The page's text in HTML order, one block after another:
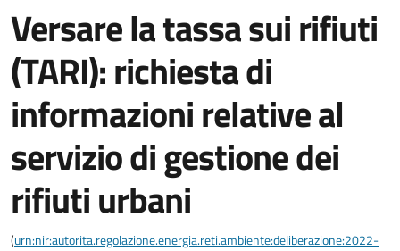
Versare la tassa sui rifiuti
(TARI): richiesta di
informazioni relative al
servizio di gestione dei
rifiuti urbani
(urn:nir:autorita.regolazione.energia.reti.ambiente:deliberazione:2022-